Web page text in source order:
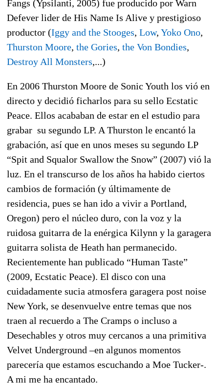
Fangs (Ypsilanti, 2005) fue producido por Warn
Defever lider de His Name Is Alive y prestigioso
productor (Iggy and the Stooges, Low, Yoko Ono,
Thurston Moore, the Gories, the Von Bondies,
Destroy All Monsters,...)
En 2006 Thurston Moore de Sonic Youth los vió en
directo y decidió ficharlos para su sello Ecstatic
Peace. Ellos acababan de estar en el estudio para
grabar su segundo LP. A Thurston le encantó la
grabación, así que en unos meses su segundo LP
“Spit and Squalor Swallow the Snow” (2007) vió la
luz. En el transcurso de los años ha habido ciertos
cambios de formación (y últimamente de
residencia, pues se han ido a vivir a Portland,
Oregon) pero el núcleo duro, con la voz y la
ruidosa guitarra de la enérgica Kilynn y la garagera
guitarra solista de Heath han permanecido.
Recientemente han publicado “Human Taste”
(2009, Ecstatic Peace). El disco con una
cuidadamente sucia atmosfera garagera post noise
New York, se desenvuelve entre temas que nos
traen al recuerdo a The Cramps o incluso a
Desechables y otros muy cercanos a una primitiva
Velvet Underground –en algunos momentos
parecería que estamos escuchando a Moe Tucker-.
A mi me ha encantado.